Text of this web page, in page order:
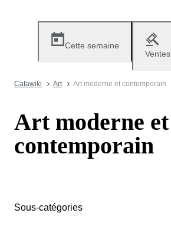
Cette semaine
Ventes
Catawiki Art Art moderne et contemporain
Art moderne et
contemporain
Sous-catégories